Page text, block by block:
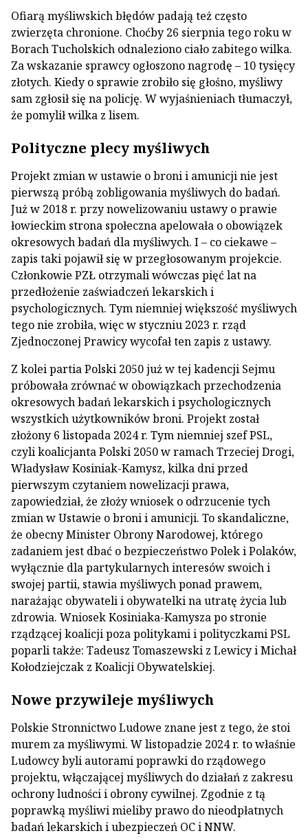
Ofiarą myśliwskich błędów padają też często
zwierzęta chronione. Choćby 26 sierpnia tego roku w
Borach Tucholskich odnaleziono ciało zabitego wilka.
Za wskazanie sprawcy ogłoszono nagrodę – 10 tysięcy
złotych. Kiedy o sprawie zrobiło się głośno, myśliwy
sam zgłosił się na policję. W wyjaśnieniach tłumaczył,
że pomylił wilka z lisem.
Polityczne plecy myśliwych
Projekt zmian w ustawie o broni i amunicji nie jest
pierwszą próbą zobligowania myśliwych do badań.
Już w 2018 r. przy nowelizowaniu ustawy o prawie
łowieckim strona społeczna apelowała o obowiązek
okresowych badań dla myśliwych. I – co ciekawe –
zapis taki pojawił się w przegłosowanym projekcie.
Członkowie PZŁ otrzymali wówczas pięć lat na
przedłożenie zaświadczeń lekarskich i
psychologicznych. Tym niemniej większość myśliwych
tego nie zrobiła, więc w styczniu 2023 r. rząd
Zjednoczonej Prawicy wycofał ten zapis z ustawy.
Z kolei partia Polski 2050 już w tej kadencji Sejmu
próbowała zrównać w obowiązkach przechodzenia
okresowych badań lekarskich i psychologicznych
wszystkich użytkowników broni. Projekt został
złożony 6 listopada 2024 r. Tym niemniej szef PSL,
czyli koalicjanta Polski 2050 w ramach Trzeciej Drogi,
Władysław Kosiniak-Kamysz, kilka dni przed
pierwszym czytaniem nowelizacji prawa,
zapowiedział, że złoży wniosek o odrzucenie tych
zmian w Ustawie o broni i amunicji. To skandaliczne,
że obecny Minister Obrony Narodowej, którego
zadaniem jest dbać o bezpieczeństwo Polek i Polaków,
wyłącznie dla partykularnych interesów swoich i
swojej partii, stawia myśliwych ponad prawem,
narażając obywateli i obywatelki na utratę życia lub
zdrowia. Wniosek Kosiniaka-Kamysza po stronie
rządzącej koalicji poza politykami i polityczkami PSL
poparli także: Tadeusz Tomaszewski z Lewicy i Michał
Kołodziejczak z Koalicji Obywatelskiej.
Nowe przywileje myśliwych
Polskie Stronnictwo Ludowe znane jest z tego, że stoi
murem za myśliwymi. W listopadzie 2024 r. to właśnie
Ludowcy byli autorami poprawki do rządowego
projektu, włączającej myśliwych do działań z zakresu
ochrony ludności i obrony cywilnej. Zgodnie z tą
poprawką myśliwi mieliby prawo do nieodpłatnych
badań lekarskich i ubezpieczeń OC i NNW.